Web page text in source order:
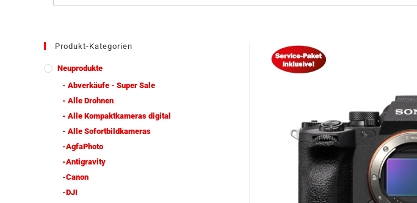
Produkt-Kategorien
Neuprodukte
- Abverkäufe - Super Sale
- Alle Drohnen
- Alle Kompaktkameras digital
- Alle Sofortbildkameras
-AgfaPhoto
-Antigravity
-Canon
-DJI